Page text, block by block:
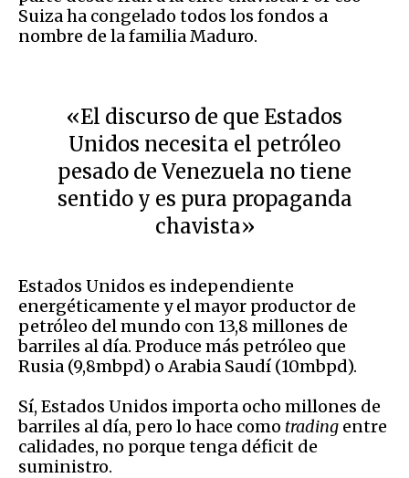
Suiza ha congelado todos los fondos a
nombre de la familia Maduro.
«El discurso de que Estados
Unidos necesita el petróleo
pesado de Venezuela no tiene
sentido y es pura propaganda
chavista»
Estados Unidos es independiente
energéticamente y el mayor productor de
petróleo del mundo con 13,8 millones de
barriles al día. Produce más petróleo que
Rusia (9,8mbpd) o Arabia Saudí (10mbpd).
Sí, Estados Unidos importa ocho millones de
barriles al día, pero lo hace como trading entre
calidades, no porque tenga déficit de
suministro.